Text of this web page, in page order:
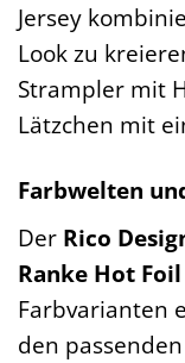
Jersey
Look zu
Strampler mit
Lätzchen mit
Farbwelten
Der Rico
Ranke Hot Foil
Farbvarianten
den